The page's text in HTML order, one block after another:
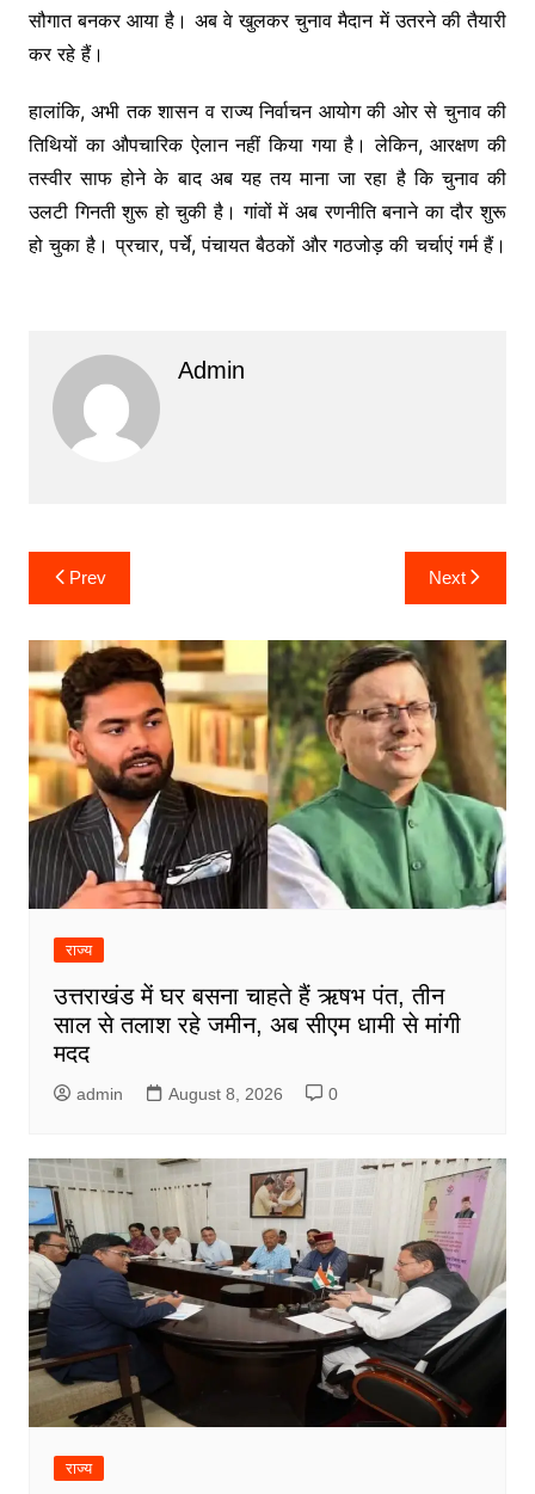
सौगात बनकर आया है। अब वे खुलकर चुनाव मैदान में उतरने की तैयारी
कर रहे हैं।
हालांकि, अभी तक शासन व राज्य निर्वाचन आयोग की ओर से चुनाव की
तिथियों का औपचारिक ऐलान नहीं किया गया है। लेकिन, आरक्षण की
तस्वीर साफ होने के बाद अब यह तय माना जा रहा है कि चुनाव की
उलटी गिनती शुरू हो चुकी है। गांवों में अब रणनीति बनाने का दौर शुरू
हो चुका है। प्रचार, पर्चे, पंचायत बैठकों और गठजोड़ की चर्चाएं गर्म हैं।
Admin
Post
navigation
Prev Next
राज्य
उत्तराखंड में घर बसना चाहते हैं ऋषभ पंत, तीन
साल से तलाश रहे जमीन, अब सीएम धामी से मांगी
मदद
admin August 8, 2026 0
राज्य